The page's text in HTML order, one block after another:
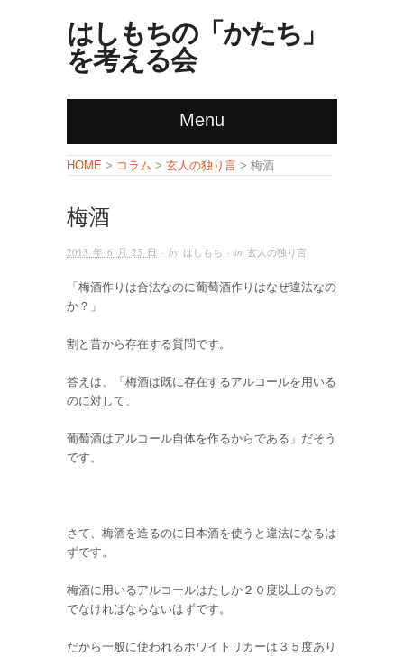
はしもちの「かたち」
を考える会
Menu
HOME > コラム > 玄人の独り言 > 梅酒
梅酒
2013 年 6 月 25 日 · by はしもち · in 玄人の独り言
「梅酒作りは合法なのに葡萄酒作りはなぜ違法なの
か？」
割と昔から存在する質問です。
答えは、「梅酒は既に存在するアルコールを用いる
のに対して、
葡萄酒はアルコール自体を作るからである」だそう
です。
さて、梅酒を造るのに日本酒を使うと違法になるは
ずです。
梅酒に用いるアルコールはたしか２０度以上のもの
でなければならないはずです。
だから一般に使われるホワイトリカーは３５度あり